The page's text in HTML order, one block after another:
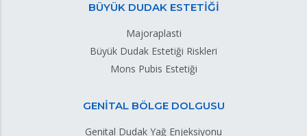
BÜYÜK DUDAK ESTETİĞİ
Majoraplasti
Büyük Dudak Estetiği Riskleri
Mons Pubis Estetiği
GENİTAL BÖLGE DOLGUSU
Genital Dudak Yağ Enjeksiyonu